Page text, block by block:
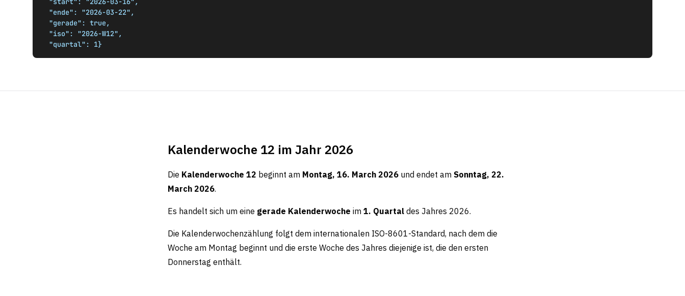
  "quartal": 1}
Kalenderwoche 12 im Jahr 2026
Die Kalenderwoche 12 beginnt am Montag, 16. March 2026 und endet am Sonntag, 22.
March 2026.
Es handelt sich um eine gerade Kalenderwoche im 1. Quartal des Jahres 2026.
Die Kalenderwochenzählung folgt dem internationalen ISO-8601-Standard, nach dem die
Woche am Montag beginnt und die erste Woche des Jahres diejenige ist, die den ersten
Donnerstag enthält.